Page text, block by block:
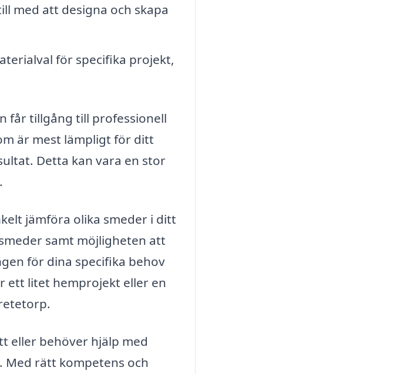
med att designa och skapa
för specifika projekt,
får tillgång till professionell
är mest lämpligt för ditt
Detta kan vara en stor
jämföra olika smeder i ditt
samt möjligheten att
för dina specifika behov
ett litet hemprojekt eller en
eller behöver hjälp med
rätt kompetens och